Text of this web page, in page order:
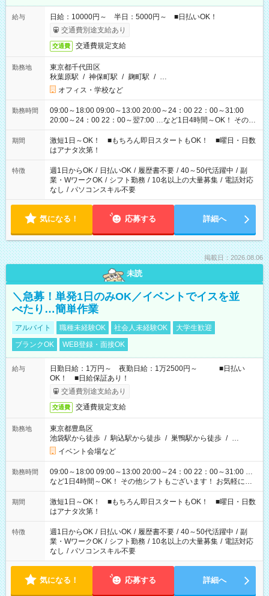
給与
日給：10000円～ 半日：5000円～ ■日払いOK！
交通費別途支給あり
交通費 交通費規定支給
勤務地
東京都千代田区
秋葉原駅 / 神保町駅 / 麹町駅 / …
オフィス・学校など
勤務時間
09:00～18:00 09:00～13:00 20:00～24：00 22：00～31:00
20:00～24：00 22：00～翌7:00 …など1日4時間～OK！ その他
シフトもございます！ お気軽にご相談ください！
期間
激短1日～OK！ ■もちろん即日スタートもOK！ ■曜日・日数
はアナタ次第！
特徴 週1日からOK / 日払いOK / 履歴書不要 / 40～50代活躍中 / 副
業・WワークOK / シフト勤務 / 10名以上の大量募集 / 電話対応
なし / パソコンスキル不要
気になる！ 応募する 詳細へ
掲載日：2026.08.06
未読
＼急募！単発1日のみOK／イベントでイスを並
べたり…簡単作業
アルバイト 職種未経験OK 社会人未経験OK
大学生歓迎
ブランクOK
WEB登録・面接OK
給与
日勤日給：1万円～ 夜勤日給：1万2500円～ ■日払い
OK！ ■日給保証あり！
交通費別途支給あり
交通費 交通費規定支給
勤務地
東京都豊島区
池袋駅から徒歩 / 駒込駅から徒歩 / 巣鴨駅から徒歩 / …
イベント会場など
勤務時間
09:00～18:00 09:00～13:00 20:00～24：00 22：00～31:00 …
など1日4時間～OK！ その他シフトもございます！ お気軽にご
相談ください！
期間
激短1日～OK！ ■もちろん即日スタートもOK！ ■曜日・日数
はアナタ次第！
特徴 週1日からOK / 日払いOK / 履歴書不要 / 40～50代活躍中 / 副
業・WワークOK / シフト勤務 / 10名以上の大量募集 / 電話対応
なし / パソコンスキル不要
気になる！ 応募する 詳細へ